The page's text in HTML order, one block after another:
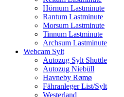
Hörnum Lastminute
Rantum Lastminute
Morsum Lastminute
Tinnum Lastminute
Archsum Lastminute
Webcam Sylt
Autozug Sylt Shuttle
Autozug Niebüll
Havneby Rømø
Fähranleger List/Sylt
Westerland